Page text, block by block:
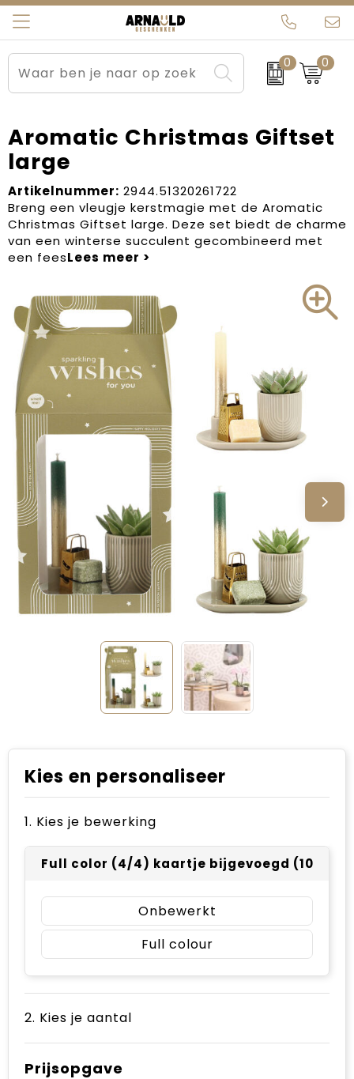
0 0
Relatiegeschenken
Sportkleding
Werkkleding
Kleding en textiel
Tassen
Beurs en Evenementen
Brievenbuspakketten
Carnaval
Dag van de Zorg
Kerstartikelen
Kraamcadeaus
Pasen
Sinterklaas
Verjaardagen
Voetbal, EK en WK
Voor de bouw
Zomergeschenken
Zomerpakketten
Arnauld Kerstpakketten
MijnEigenKadootje
Ons team
Contact
Blogs
Aromatic Christmas Giftset
large
Artikelnummer: 2944.51320261722
Breng een vleugje kerstmagie met de Aromatic
Christmas Giftset large. Deze set biedt de charme
van een winterse succulent gecombineerd met
een fees
Kies en personaliseer
1. Kies je bewerking
Full color (4/4) kaartje bijgevoegd (105 x
Onbewerkt
Full colour
2. Kies je aantal
Prijsopgave